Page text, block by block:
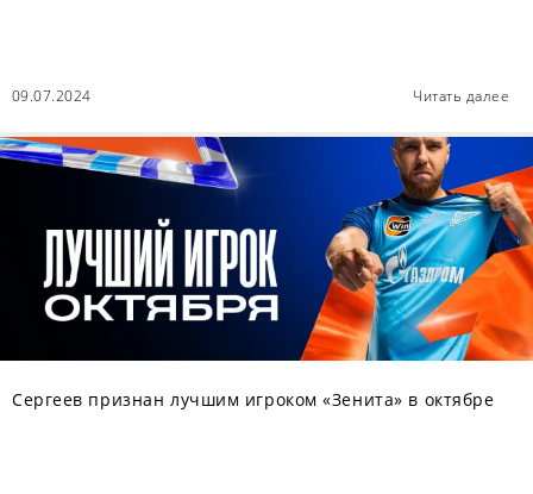
09.07.2024 Читать далее
Сергеев признан лучшим игроком «Зенита» в октябре